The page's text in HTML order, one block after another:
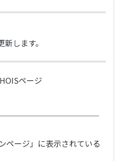
します。
ページ
ページ」に表示されている